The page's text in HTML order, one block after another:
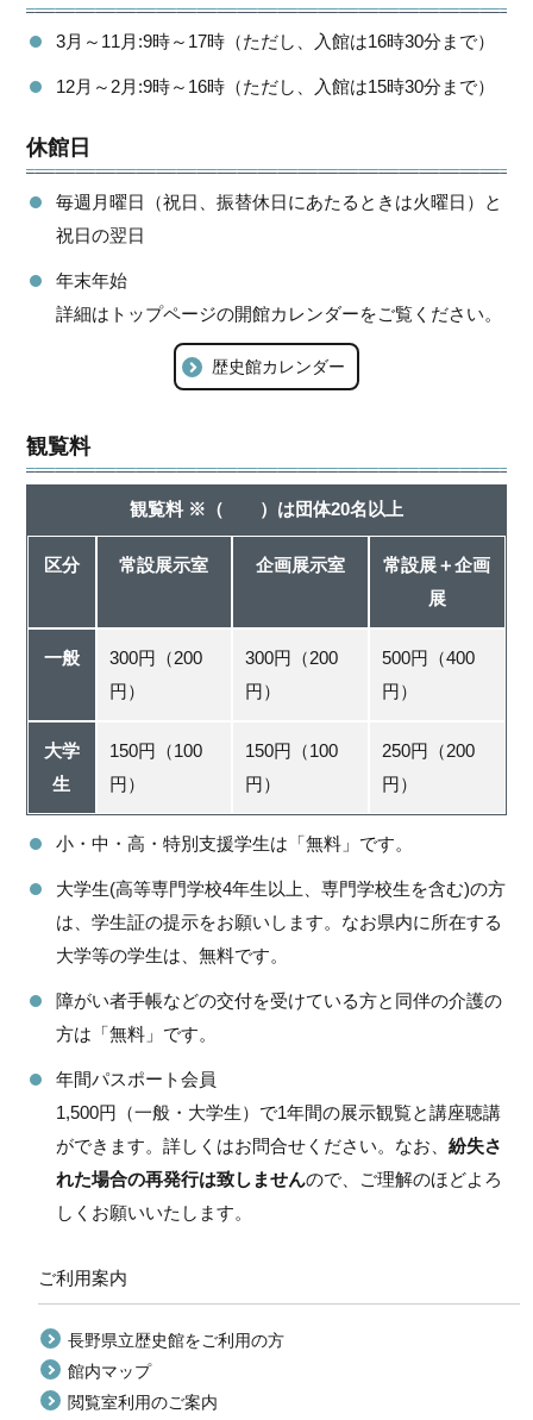
3月～11月:9時～17時（ただし、入館は16時30分まで）
12月～2月:9時～16時（ただし、入館は15時30分まで）
休館日
毎週月曜日（祝日、振替休日にあたるときは火曜日）と
祝日の翌日
年末年始
詳細はトップページの開館カレンダーをご覧ください。
歴史館カレンダー
観覧料
観覧料 ※（ ）は団体20名以上
区分 常設展示室 企画展示室
常設展＋企画
展
一般
300円（200
円）
300円（200
円）
500円（400
円）
大学
生
150円（100
円）
150円（100
円）
250円（200
円）
小・中・高・特別支援学生は「無料」です。
大学生(高等専門学校4年生以上、専門学校生を含む)の方
は、学生証の提示をお願いします。なお県内に所在する
大学等の学生は、無料です。
障がい者手帳などの交付を受けている方と同伴の介護の
方は「無料」です。
年間パスポート会員
1,500円（一般・大学生）で1年間の展示観覧と講座聴講
ができます。詳しくはお問合せください。なお、 紛失さ
れた場合の再発行は致しませんので、ご理解のほどよろ
しくお願いいたします。
ご利用案内
長野県立歴史館をご利用の方
館内マップ
閲覧室利用のご案内